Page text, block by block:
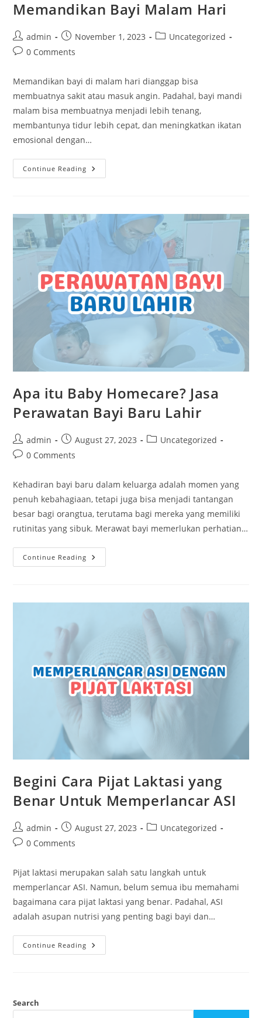
Memandikan Bayi Malam Hari
admin November 1, 2023
Uncategorized
0 Comments
Memandikan bayi di malam hari dianggap bisa
membuatnya sakit atau masuk angin. Padahal, bayi mandi
malam bisa membuatnya menjadi lebih tenang,
membantunya tidur lebih cepat, dan meningkatkan ikatan
emosional dengan…
Continue Reading
Apa itu Baby Homecare? Jasa
Perawatan Bayi Baru Lahir
admin August 27, 2023
Uncategorized
0 Comments
Kehadiran bayi baru dalam keluarga adalah momen yang
penuh kebahagiaan, tetapi juga bisa menjadi tantangan
besar bagi orangtua, terutama bagi mereka yang memiliki
rutinitas yang sibuk. Merawat bayi memerlukan perhatian…
Continue Reading
Begini Cara Pijat Laktasi yang
Benar Untuk Memperlancar ASI
admin August 27, 2023
Uncategorized
0 Comments
Pijat laktasi merupakan salah satu langkah untuk
memperlancar ASI. Namun, belum semua ibu memahami
bagaimana cara pijat laktasi yang benar. Padahal, ASI
adalah asupan nutrisi yang penting bagi bayi dan…
Continue Reading
Search